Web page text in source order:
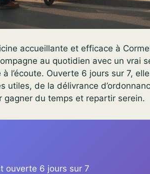
accueillante et efficace à
au quotidien avec un vrai
l’écoute. Ouverte 6 jours sur 7,
utiles, de la délivrance
gagner du temps et repartir serein.
ouverte 6 jours sur 7